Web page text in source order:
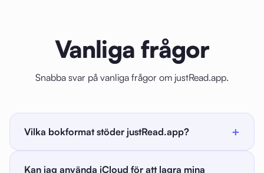
Vanliga frågor
Snabba svar på vanliga frågor om justRead.app.
Vilka bokformat stöder justRead.app? +
Kan jag använda iCloud för att lagra mina